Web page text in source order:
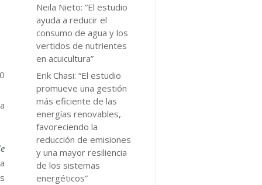
Neila Nieto: “El estudio
ayuda a reducir el
consumo de agua y los
vertidos de nutrientes
en acuicultura”
Erik Chasi: “El estudio
promueve una gestión
más eficiente de las
energías renovables,
favoreciendo la
reducción de emisiones
y una mayor resiliencia
de los sistemas
energéticos”